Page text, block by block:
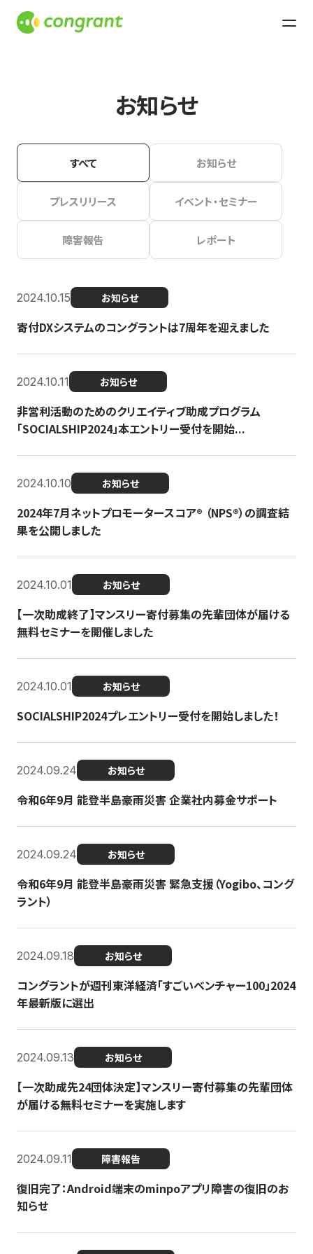
お知らせ
すべて お知らせ
プレスリリース イベント・セミナー
障害報告 レポート
2024.10.15 お知らせ
寄付DXシステムのコングラントは7周年を迎えました
2024.10.11 お知らせ
非営利活動のためのクリエイティブ助成プログラム
「SOCIALSHIP2024」本エントリー受付を開始...
2024.10.10 お知らせ
2024年7月ネットプロモータースコア®︎ （NPS®︎）の調査結
果を公開しました
2024.10.01 お知らせ
【一次助成終了】マンスリー寄付募集の先輩団体が届ける
無料セミナーを開催しました
2024.10.01 お知らせ
SOCIALSHIP2024プレエントリー受付を開始しました！
2024.09.24 お知らせ
令和6年9月 能登半島豪雨災害 企業社内募金サポート
2024.09.24 お知らせ
令和6年9月 能登半島豪雨災害 緊急支援（Yogibo、コング
ラント）
2024.09.18 お知らせ
コングラントが週刊東洋経済「すごいベンチャー100」2024
年最新版に選出
2024.09.13 お知らせ
【一次助成先24団体決定】マンスリー寄付募集の先輩団体
が届ける無料セミナーを実施します
2024.09.11 障害報告
復旧完了：Android端末のminpoアプリ障害の復旧のお
知らせ